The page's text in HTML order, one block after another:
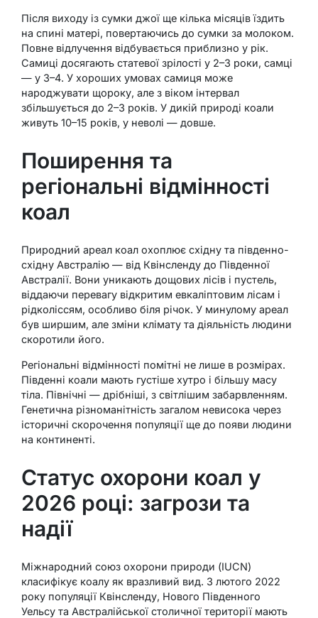
Після виходу із сумки джої ще кілька місяців їздить
на спині матері, повертаючись до сумки за молоком.
Повне відлучення відбувається приблизно у рік.
Самиці досягають статевої зрілості у 2–3 роки, самці
— у 3–4. У хороших умовах самиця може
народжувати щороку, але з віком інтервал
збільшується до 2–3 років. У дикій природі коали
живуть 10–15 років, у неволі — довше.
Поширення та
регіональні відмінності
коал
Природний ареал коал охоплює східну та південно-
східну Австралію — від Квінсленду до Південної
Австралії. Вони уникають дощових лісів і пустель,
віддаючи перевагу відкритим евкаліптовим лісам і
рідколіссям, особливо біля річок. У минулому ареал
був ширшим, але зміни клімату та діяльність людини
скоротили його.
Регіональні відмінності помітні не лише в розмірах.
Південні коали мають густіше хутро і більшу масу
тіла. Північні — дрібніші, з світлішим забарвленням.
Генетична різноманітність загалом невисока через
історичні скорочення популяції ще до появи людини
на континенті.
Статус охорони коал у
2026 році: загрози та
надії
Міжнародний союз охорони природи (IUCN)
класифікує коалу як вразливий вид. З лютого 2022
року популяції Квінсленду, Нового Південного
Уельсу та Австралійської столичної території мають